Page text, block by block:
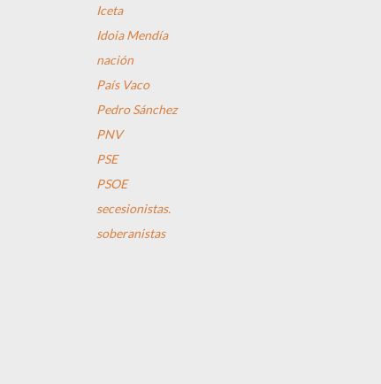
Iceta
Idoia Mendía
nación
País Vaco
Pedro Sánchez
PNV
PSE
PSOE
secesionistas.
soberanistas